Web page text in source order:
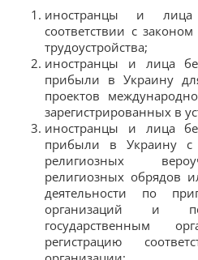
иностранцы и
соответствии с
трудоустройства;
иностранцы и лица
прибыли в Украину
проектов
зарегистрированных в
иностранцы и лица
прибыли в Украину с
религиозных
религиозных обрядов
деятельности по
организаций и
государственным
регистрацию